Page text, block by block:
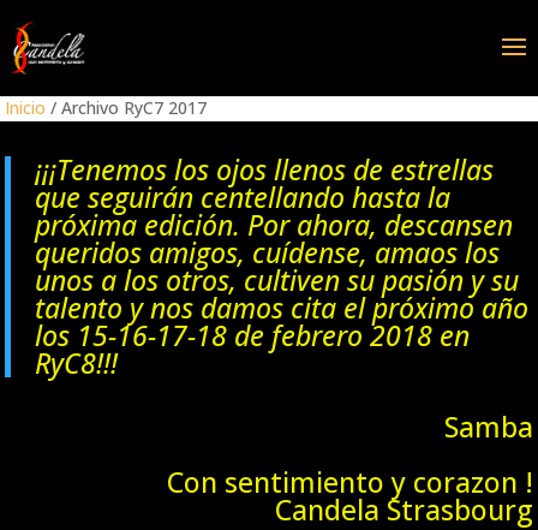
Inicio / Archivo RyC7 2017
¡¡¡Tenemos los ojos llenos de estrellas
que seguirán centellando hasta la
próxima edición. Por ahora, descansen
queridos amigos, cuídense, amaos los
unos a los otros, cultiven su pasión y su
talento y nos damos cita el próximo año
los 15-16-17-18 de febrero 2018 en
RyC8!!!
Samba
Con sentimiento y corazon !
Candela Strasbourg